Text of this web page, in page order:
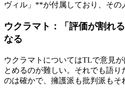
ヴィル」**が付属しており、その
ウクラマト：「評価が割れ
なる
ウクラマトについてはTLで意見
とめるのが難しい。それでも語
のは確かで、擁護派も批判派もそ